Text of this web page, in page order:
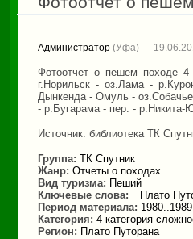
Администратор (Уфа) —
Фотоотчет о пешем походе 4
г.Норильск - оз.Лама -
Дынкенда - Омуль -
- р.Бугарама - пер. - р.Никита-
Источник: библиотека ТК
Группа: ТК Спутник
Жанр: Отчеты о походах
Вид туризма: Пеший
Ключевые слова:
Плато
Период материала: 1980..1989
Категория: 4 категория
Регион: Плато Путорана